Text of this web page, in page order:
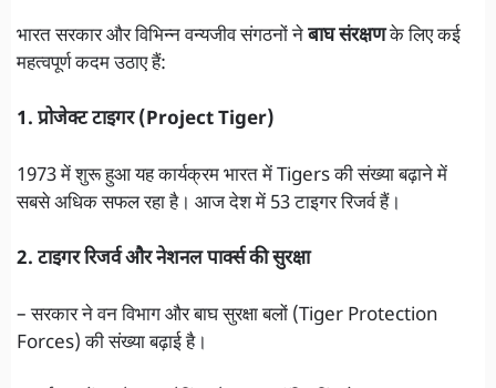
भारत सरकार और विभिन्न वन्यजीव संगठनों नेबाघ संरक्षणके लिए कई
महत्वपूर्ण कदम उठाए हैं:
1. प्रोजेक्ट टाइगर (Project Tiger)
1973 में शुरू हुआ यह कार्यक्रम भारत में Tigers की संख्या बढ़ाने में
सबसे अधिक सफल रहा है। आज देश में 53 टाइगर रिजर्व हैं।
2. टाइगर रिजर्व और नेशनल पार्क्स की सुरक्षा
– सरकार ने वन विभाग और बाघ सुरक्षा बलों (Tiger Protection
Forces) की संख्या बढ़ाई है।